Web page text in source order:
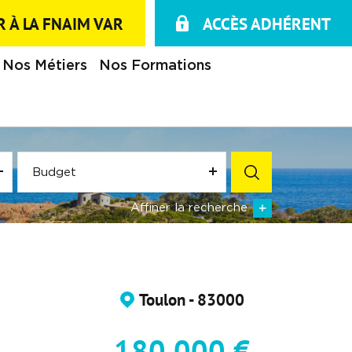
À LA FNAIM VAR ACCÈS ADHÉRENT
Nos Métiers Nos Formations
Budget
Affiner la recherche
Toulon - 83000